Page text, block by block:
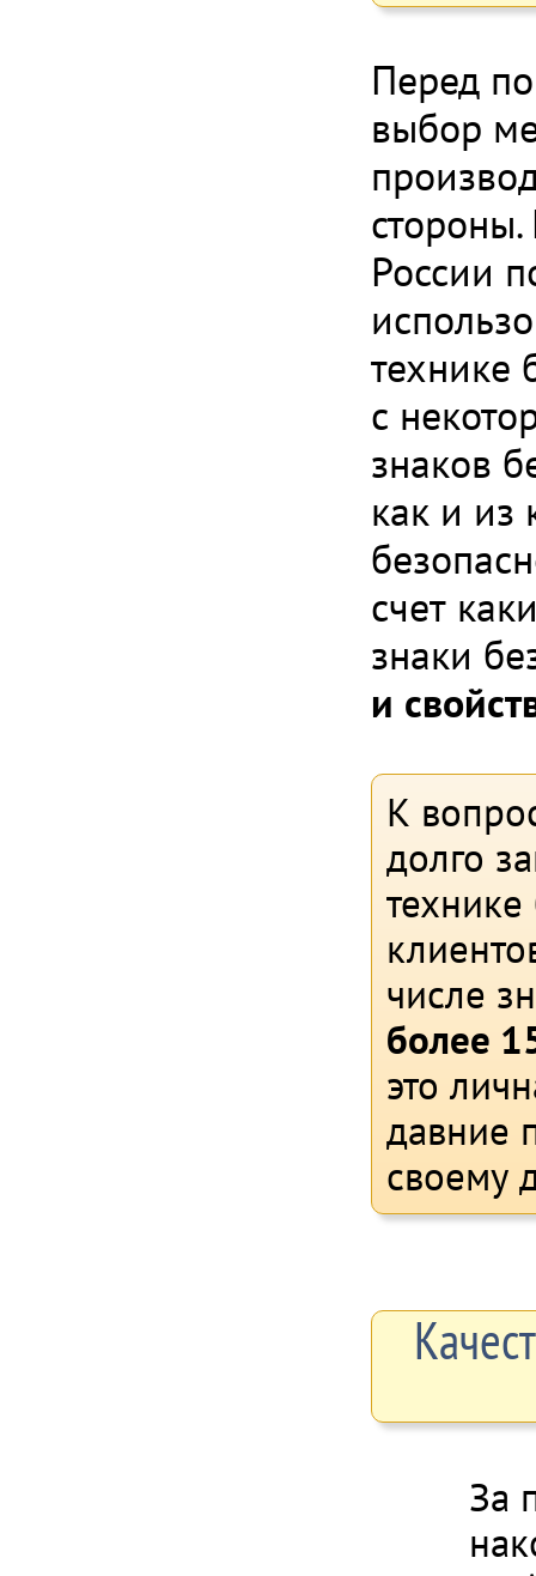
Перед
выбор
России
технике
с
знаков
как и из
счет
знаки
и
К
долго
числе
более
это
давние
своему
За